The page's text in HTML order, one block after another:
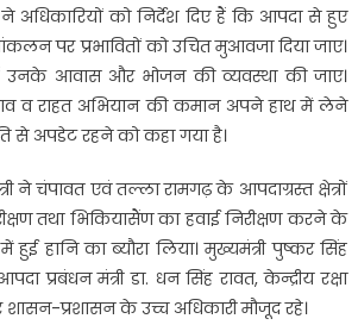
ने अधिकारियों को निर्देश दिए हैं कि आपदा से हुए
पर प्रभावितों को उचित मुआवजा दिया जाए।
उनके आवास और भोजन की व्यवस्था की जाए।
व राहत अभियान की कमान अपने हाथ में लेने
से अपडेट रहने को कहा गया है।
ने चंपावत एवं तल्ला रामगढ़ के आपदाग्रस्त क्षेत्रों
तथा भिकियासैंण का हवाई निरीक्षण करने के
में हुई हानि का ब्यौरा लिया। मुख्यमंत्री पुष्कर सिंह
प्रबंधन मंत्री डा. धन सिंह रावत, केन्द्रीय रक्षा
शासन-प्रशासन के उच्च अधिकारी मौजूद रहे।